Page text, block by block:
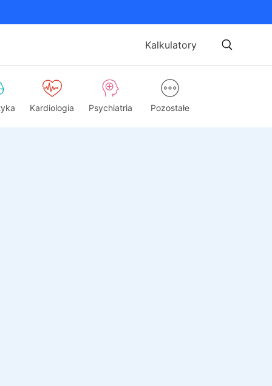
Kalkulatory
Kardiologia Psychiatria Pozostałe